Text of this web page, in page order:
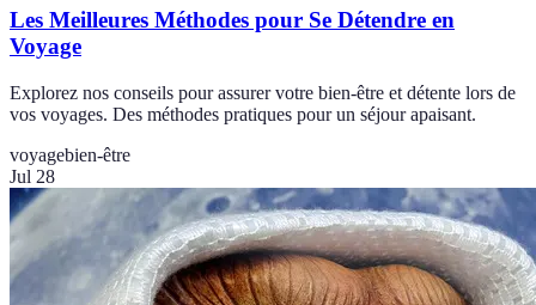
Les Meilleures Méthodes pour Se Détendre en
Voyage
Explorez nos conseils pour assurer votre bien-être et détente lors de
vos voyages. Des méthodes pratiques pour un séjour apaisant.
voyagebien-être
Jul 28